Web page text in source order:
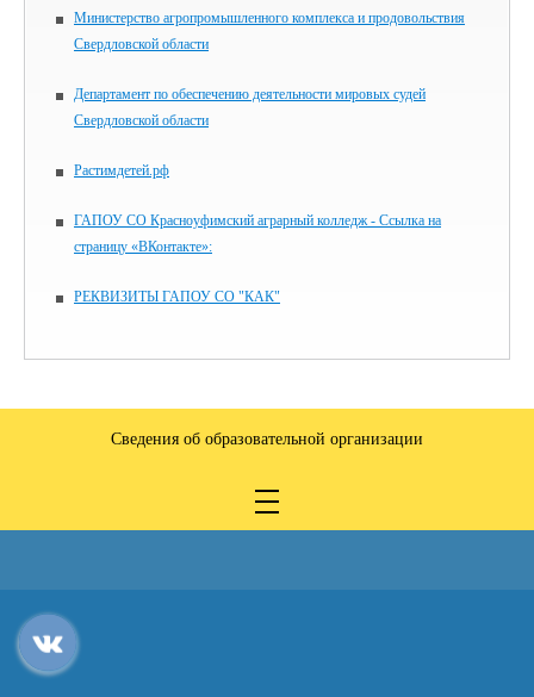
Министерство агропромышленного комплекса и продовольствия
Свердловской области
Департамент по обеспечению деятельности мировых судей
Свердловской области
Растимдетей.рф
ГАПОУ СО Красноуфимский аграрный колледж - Ссылка на
страницу «ВКонтакте»:
РЕКВИЗИТЫ ГАПОУ СО "КАК"
Сведения об образовательной организации